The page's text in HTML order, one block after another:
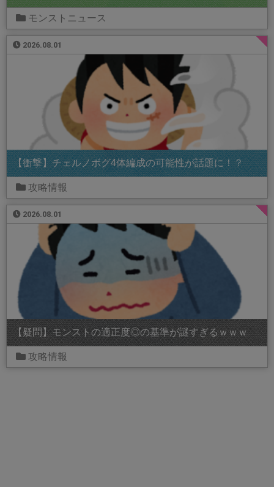
モンストニュース
2026.08.01
【衝撃】チェルノボグ4体編成の可能性が話題に！？
攻略情報
2026.08.01
【疑問】モンストの適正度◎の基準が謎すぎるｗｗｗ
攻略情報